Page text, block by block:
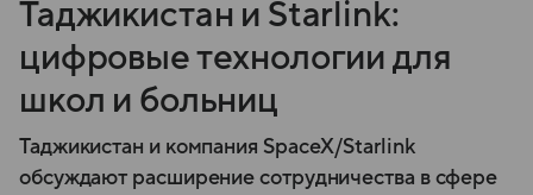
Таджикистан и Starlink:
цифровые технологии для
школ и больниц
Таджикистан и компания SpaceX/Starlink
обсуждают расширение сотрудничества в сфере